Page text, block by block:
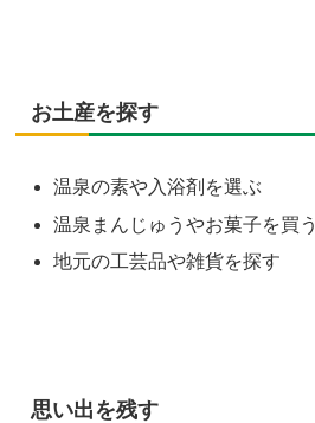
お土産を探す
温泉の素や入浴剤を選ぶ
温泉まんじゅうやお菓子を買う
地元の工芸品や雑貨を探す
思い出を残す